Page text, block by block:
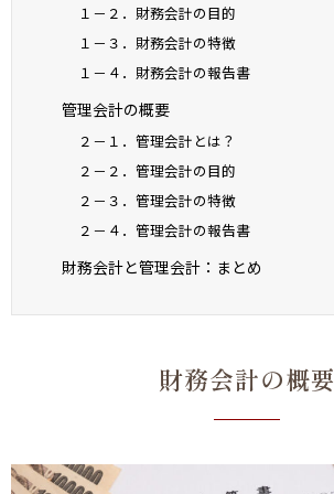
１－２．財務会計の目的
１－３．財務会計の特徴
１－４．財務会計の報告書
管理会計の概要
２－１．管理会計とは？
２－２．管理会計の目的
２－３．管理会計の特徴
２－４．管理会計の報告書
財務会計と管理会計：まとめ
財務会計の概要